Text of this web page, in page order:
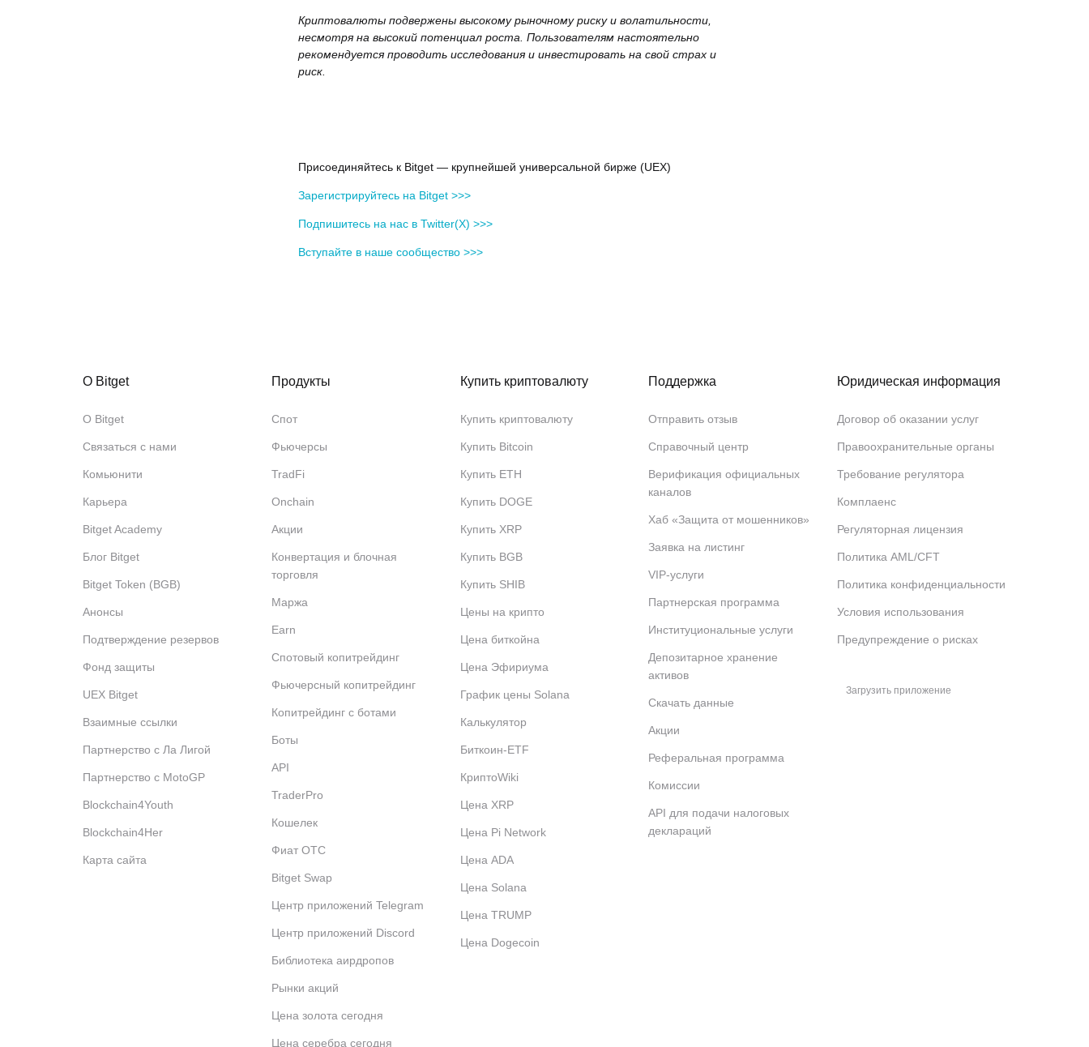
Криптовалюты подвержены высокому рыночному риску и волатильности,
несмотря на высокий потенциал роста. Пользователям настоятельно
рекомендуется проводить исследования и инвестировать на свой страх и
риск.
Присоединяйтесь к Bitget — крупнейшей универсальной бирже (UEX)
Зарегистрируйтесь на Bitget >>>
Подпишитесь на нас в Twitter(X) >>>
Вступайте в наше сообщество >>>
О Bitget
О Bitget
Связаться с нами
Комьюнити
Карьера
Bitget Academy
Блог Bitget
Bitget Token (BGB)
Анонсы
Подтверждение резервов
Фонд защиты
UEX Bitget
Взаимные ссылки
Партнерство с Ла Лигой
Партнерство с MotoGP
Blockchain4Youth
Blockchain4Her
Карта сайта
Продукты
Спот
Фьючерсы
TradFi
Onchain
Акции
Конвертация и блочная
торговля
Маржа
Earn
Спотовый копитрейдинг
Фьючерсный копитрейдинг
Копитрейдинг с ботами
Боты
API
TraderPro
Кошелек
Фиат OTC
Bitget Swap
Центр приложений Telegram
Центр приложений Discord
Библиотека аирдропов
Рынки акций
Цена золота сегодня
Цена серебра сегодня
Купить криптовалюту
Купить криптовалюту
Купить Bitcoin
Купить ETH
Купить DOGE
Купить XRP
Купить BGB
Купить SHIB
Цены на крипто
Цена биткойна
Цена Эфириума
График цены Solana
Калькулятор
Биткоин-ETF
КриптоWiki
Цена XRP
Цена Pi Network
Цена ADA
Цена Solana
Цена TRUMP
Цена Dogecoin
Поддержка
Отправить отзыв
Справочный центр
Верификация официальных
каналов
Хаб «Защита от мошенников»
Заявка на листинг
VIP-услуги
Партнерская программа
Институциональные услуги
Депозитарное хранение
активов
Скачать данные
Акции
Реферальная программа
Комиссии
API для подачи налоговых
деклараций
Юридическая информация
Договор об оказании услуг
Правоохранительные органы
Требование регулятора
Комплаенс
Регуляторная лицензия
Политика AML/CFT
Политика конфиденциальности
Условия использования
Предупреждение о рисках
Загрузить приложение